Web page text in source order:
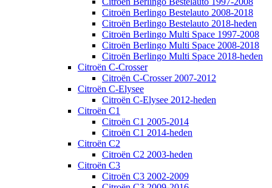
Citroën Berlingo Bestelauto 2008-2018
Citroën Berlingo Bestelauto 2018-heden
Citroën Berlingo Multi Space 1997-2008
Citroën Berlingo Multi Space 2008-2018
Citroën Berlingo Multi Space 2018-heden
Citroën C-Crosser
Citroën C-Crosser 2007-2012
Citroën C-Elysee
Citroën C-Elysee 2012-heden
Citroën C1
Citroën C1 2005-2014
Citroën C1 2014-heden
Citroën C2
Citroën C2 2003-heden
Citroën C3
Citroën C3 2002-2009